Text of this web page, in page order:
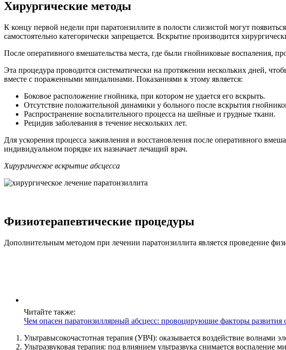
Хирургические методы
К концу первой недели при паратонзиллите в полости слизистой могут
самостоятельно категорически запрещается. Вскрытие производится
После оперативного вмешательства места, где были гнойниковые воспаления,
Эта процедура проводится систематически на протяжении нескольких дней,
вместе с пораженными миндалинами. Показаниями к этому является:
Боковое расположение гнойника, при котором не удается его вскрыть.
Отсутствие положительной динамики у больного после вскрытия
Распространение воспалительного процесса на шейные и грудные ткани.
Рецидив заболевания в течение нескольких лет.
Для ускорения процесса заживления и восстановления после оперативного
индивидуальном порядке их назначает лечащий врач.
Хирургическое вскрытие абсцесса
Физиотерапевтические процедуры
Дополнительным методом при лечении паратонзиллита является проведение
Читайте также:
Чем опасен паратонзиллярный абсцесс: провоцирующие факторы развития
Ультравысокочастотная терапия (УВЧ): оказывается воздействие
Ультразвуковая терапия: под влиянием ультразвука снимается